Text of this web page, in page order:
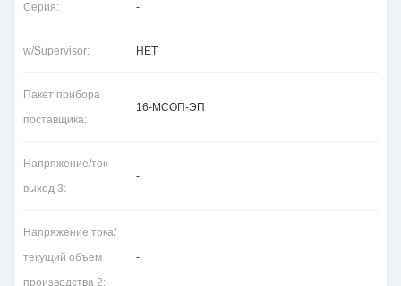
Серия: -
w/Supervisor: НЕТ
Пакет прибора
поставщика:
16-МСОП-ЭП
Напряжение/ток -
выход 3:
-
Напряжение тока/
текущий объем
производства 2:
-